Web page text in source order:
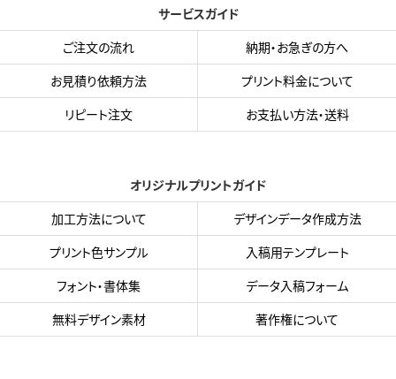
サービスガイド
ご注文の流れ
納期・お急ぎの方へ
お見積り依頼方法
プリント料金について
リピート注文
お支払い方法・送料
オリジナルプリントガイド
加工方法について
デザインデータ作成方法
プリント色サンプル
入稿用テンプレート
フォント・書体集
データ入稿フォーム
無料デザイン素材
著作権について